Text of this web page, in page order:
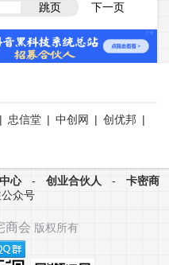
跳页 下一页
| 忠信堂 | 中创网 | 创优邦 |
心 - 创业合伙人 -
卡密商
众号
商会 版权所有